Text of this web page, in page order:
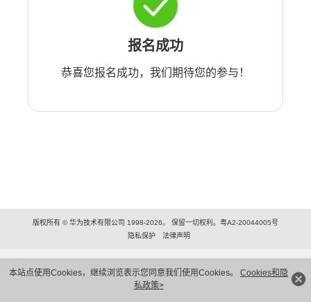
本站点使用Cookies，继续浏览表示您同意我们使用Cookies。 Cookies和隐
私政策>
报名成功
恭喜您报名成功，我们期待您的参与！
版权所有 © 华为技术有限公司 1998-2026。 保留一切权利。粤A2-20044005号
隐私保护
法律声明